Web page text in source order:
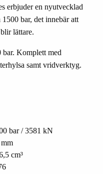
erbjuder en nyutvecklad
bar, det innebär att
lättare.
bar. Komplett med
samt vridverktyg.
bar / 3581 kN
cm³